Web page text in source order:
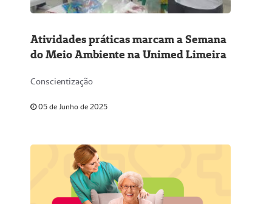
Atividades práticas marcam a Semana
do Meio Ambiente na Unimed Limeira
Conscientização
05 de Junho de 2025